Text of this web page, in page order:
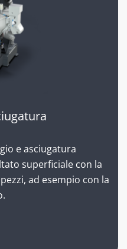
e asciugatura
superficiale con la
ad esempio con la